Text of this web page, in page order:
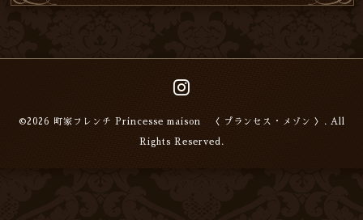
©2026 町家フレンチ Princesse maison 〈 プランセス・メゾン 〉 . All
Rights Reserved.